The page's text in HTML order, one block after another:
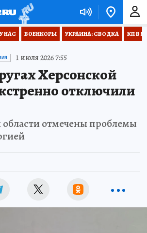
НАС ВОЕНКОРЫ УКРАИНА: СВОДКА КП В
1 июля 2026 7:55
Херсонской
отключили
отмечены проблемы